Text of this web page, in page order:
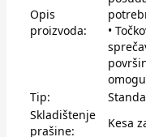
Opis
proizvoda:
•
Tip:
Skladištenje
prašine:
Kesa